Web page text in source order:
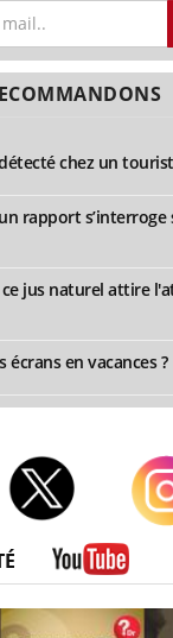
chez un
rapport s’interroge
ce jus naturel attire
en vacances ?